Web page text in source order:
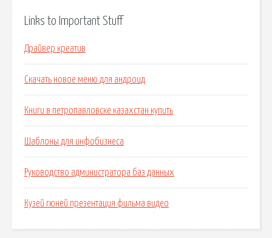
Links to Important Stuff
Драйвер креатив
Скачать новое меню для андроид
Книги в петропавловске казахстан купить
Шаблоны для инфобизнеса
Руководство администратора баз данных
Кузей гюней презентация фильма видео